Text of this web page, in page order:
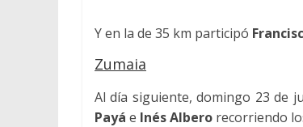
Y en la de 35 km participó
Zumaia
Al día siguiente, domingo 23 de
Payá e Inés Albero recorriendo